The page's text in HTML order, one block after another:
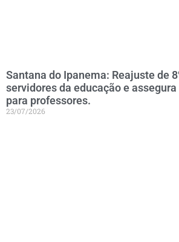
Santana do Ipanema: Reajuste de
servidores da educação e assegura
para professores.
23/07/2026